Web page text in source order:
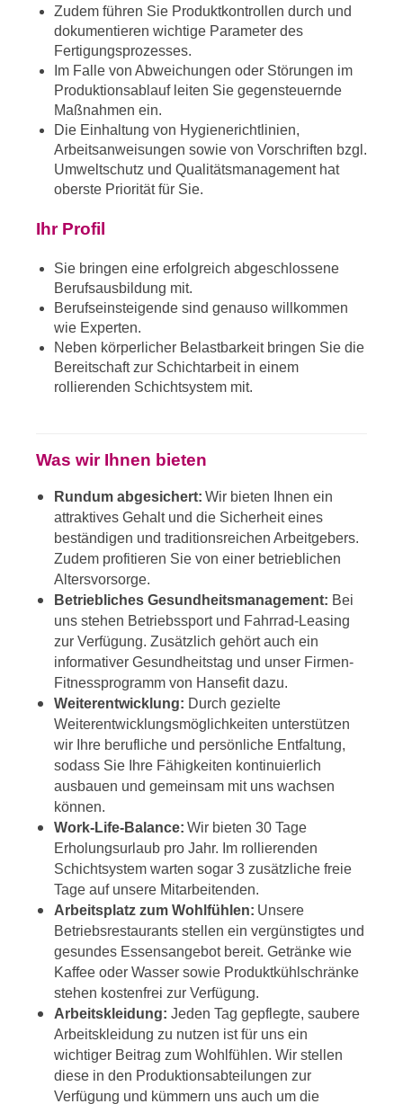
Zudem führen Sie Produktkontrollen durch und
dokumentieren wichtige Parameter des
Fertigungsprozesses.
Im Falle von Abweichungen oder Störungen im
Produktionsablauf leiten Sie gegensteuernde
Maßnahmen ein.
Die Einhaltung von Hygienerichtlinien,
Arbeitsanweisungen sowie von Vorschriften bzgl.
Umweltschutz und Qualitätsmanagement hat
oberste Priorität für Sie.
Ihr Profil
Sie bringen eine erfolgreich abgeschlossene
Berufsausbildung mit.
Berufseinsteigende sind genauso willkommen
wie Experten.
Neben körperlicher Belastbarkeit bringen Sie die
Bereitschaft zur Schichtarbeit in einem
rollierenden Schichtsystem mit.
Was wir Ihnen bieten
Rundum abgesichert: Wir bieten Ihnen ein
attraktives Gehalt und die Sicherheit eines
beständigen und traditionsreichen Arbeitgebers.
Zudem profitieren Sie von einer betrieblichen
Altersvorsorge.
Betriebliches Gesundheitsmanagement: Bei
uns stehen Betriebssport und Fahrrad-Leasing
zur Verfügung. Zusätzlich gehört auch ein
informativer Gesundheitstag und unser Firmen-
Fitnessprogramm von Hansefit dazu.
Weiterentwicklung: Durch gezielte
Weiterentwicklungsmöglichkeiten unterstützen
wir Ihre berufliche und persönliche Entfaltung,
sodass Sie Ihre Fähigkeiten kontinuierlich
ausbauen und gemeinsam mit uns wachsen
können.
Work-Life-Balance: Wir bieten 30 Tage
Erholungsurlaub pro Jahr. Im rollierenden
Schichtsystem warten sogar 3 zusätzliche freie
Tage auf unsere Mitarbeitenden.
Arbeitsplatz zum Wohlfühlen: Unsere
Betriebsrestaurants stellen ein vergünstigtes und
gesundes Essensangebot bereit. Getränke wie
Kaffee oder Wasser sowie Produktkühlschränke
stehen kostenfrei zur Verfügung.
Arbeitskleidung: Jeden Tag gepflegte, saubere
Arbeitskleidung zu nutzen ist für uns ein
wichtiger Beitrag zum Wohlfühlen. Wir stellen
diese in den Produktionsabteilungen zur
Verfügung und kümmern uns auch um die